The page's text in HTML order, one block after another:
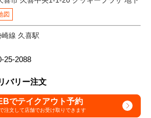
図
線 久喜駅
25-2088
バリー注文
でテイクアウト予約
注文して店舗でお受け取りできます